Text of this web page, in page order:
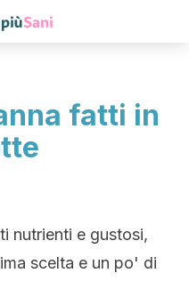
fatti in
nutrienti e gustosi,
scelta e un po' di